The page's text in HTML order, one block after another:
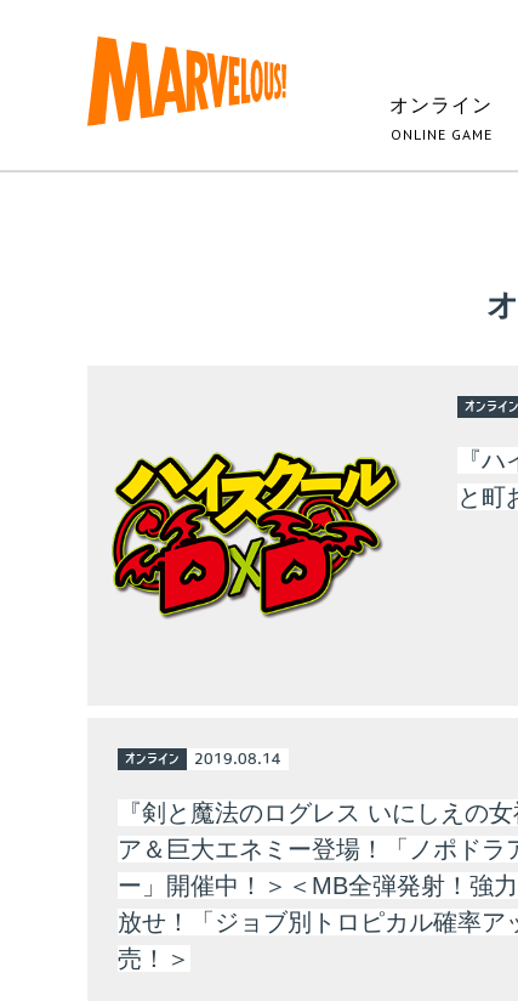
オンライン
ONLINE GAME
オンライン
『
と町
オンライン 2019.08.14
『剣と魔法のログレス いにしえの
ア＆巨大エネミー登場！「ノポドラ
ー」開催中！＞＜MB全弾発射！強
放せ！「ジョブ別トロピカル確率ア
売！＞